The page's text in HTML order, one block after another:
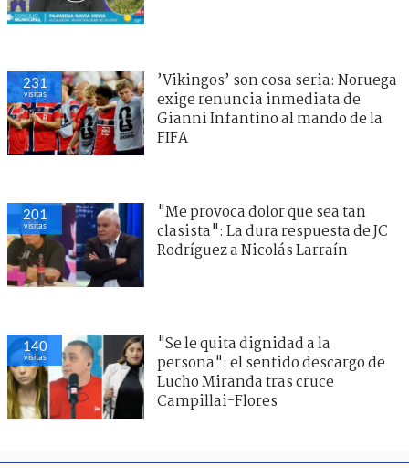
231
visitas
’Vikingos’ son cosa seria: Noruega
exige renuncia inmediata de
Gianni Infantino al mando de la
FIFA
201
visitas
"Me provoca dolor que sea tan
clasista": La dura respuesta de JC
Rodríguez a Nicolás Larraín
140
visitas
"Se le quita dignidad a la
persona": el sentido descargo de
Lucho Miranda tras cruce
Campillai-Flores